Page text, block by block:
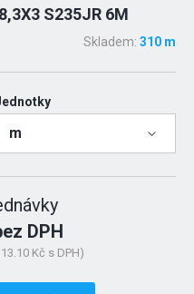
S235JR 6M
Skladem: 310 m
m
DPH
Kč s DPH)